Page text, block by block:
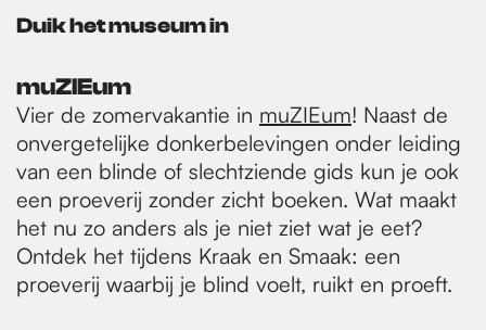
Duik het museum in
muZIEum
Vier de zomervakantie in muZIEum! Naast de
onvergetelijke donkerbelevingen onder leiding
van een blinde of slechtziende gids kun je ook
een proeverij zonder zicht boeken. Wat maakt
het nu zo anders als je niet ziet wat je eet?
Ontdek het tijdens Kraak en Smaak: een
proeverij waarbij je blind voelt, ruikt en proeft.